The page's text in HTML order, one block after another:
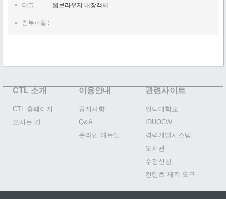
태그 : 웹브라우저 내장객체
첨부파일 :
CTL 소개
CTL 홈페이지
오시는 길
이용안내
공지사항
Q&A
온라인 매뉴얼
관련사이트
인덕대학교
IDUOCW
경력개발시스템
도서관
수강신청
컨텐츠 제작 도구